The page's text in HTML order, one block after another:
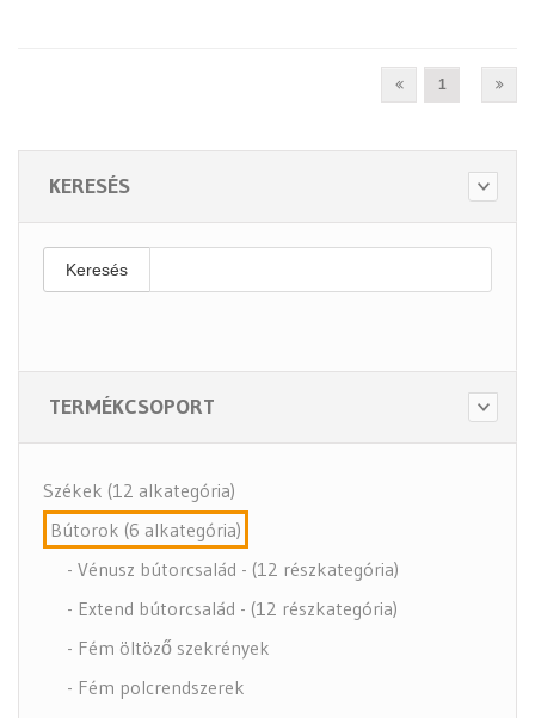
1
KERESÉS
Keresés
TERMÉKCSOPORT
Székek (12 alkategória)
Bútorok (6 alkategória)
- Vénusz bútorcsalád - (12 részkategória)
- Extend bútorcsalád - (12 részkategória)
- Fém öltöző szekrények
- Fém polcrendszerek